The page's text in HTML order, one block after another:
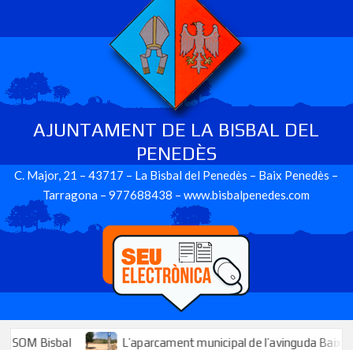
AJUNTAMENT DE LA BISBAL DEL
PENEDÈS
C. Major, 21 – 43717 – La Bisbal del Penedès – Baix Penedès –
Tarragona – 977688438 – www.bisbalpenedes.com
Bisbal L’aparcament municipal de l’avinguda Baix